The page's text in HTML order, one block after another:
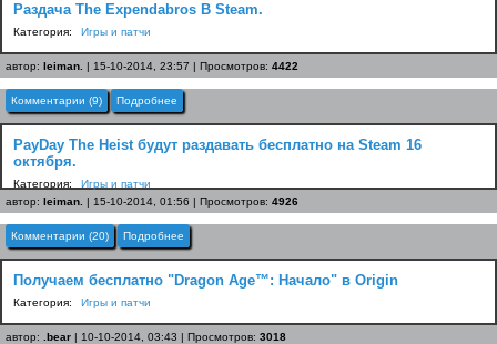
Раздача The Expendabros В Steam.
Категория: Игры и патчи
автор: leiman. | 15-10-2014, 23:57 | Просмотров: 4422
Комментарии (9) Подробнее
PayDay The Heist будут раздавать бесплатно на Steam 16
октября.
Категория:
Игры и патчи
автор: leiman. | 15-10-2014, 01:56 | Просмотров: 4926
Комментарии (20) Подробнее
Получаем бесплатно "Dragon Age™: Начало" в Origin
Категория: Игры и патчи
автор: .bear | 10-10-2014, 03:43 | Просмотров: 3018